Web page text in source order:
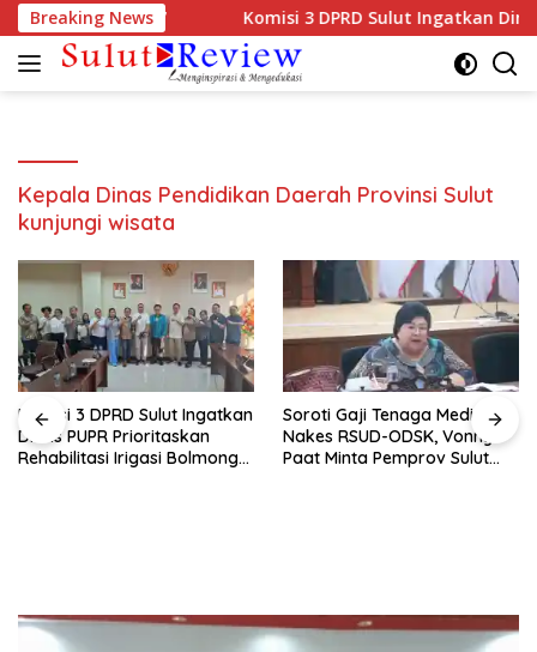
Langsung
ke
konten
Breaking News
Anggaran 2027 Komisi 3 DPRD Sulut Ingatkan
Kepala Dinas Pendidikan Daerah Provinsi Sulut
kunjungi wisata
Komisi 3 DPRD Sulut Ingatkan
Dinas PUPR Prioritaskan
Rehabilitasi Irigasi Bolmong
Soroti Gaji Tenaga Medis dan
Nakes RSUD-ODSK, Vonny
Paat Minta Pemprov Sulut